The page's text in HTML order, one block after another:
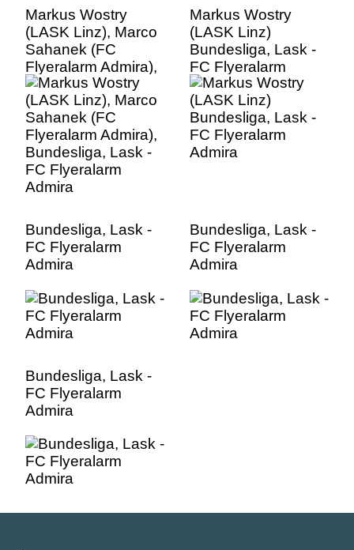
Markus Wostry
(LASK Linz), Marco
Sahanek (FC
Flyeralarm Admira),
Bundesliga, Lask -
FC Flyeralarm
Admira
Markus Wostry
(LASK Linz)
Bundesliga, Lask -
FC Flyeralarm
Admira
Bundesliga, Lask -
FC Flyeralarm
Admira
Bundesliga, Lask -
FC Flyeralarm
Admira
Bundesliga, Lask -
FC Flyeralarm
Admira